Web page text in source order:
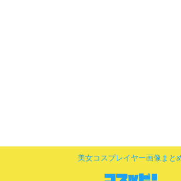
美女コスプレイヤー画像まと